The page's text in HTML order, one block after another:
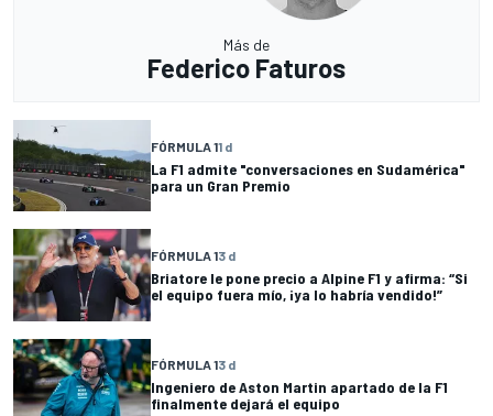
Más de
Federico Faturos
FÓRMULA 11 d
La F1 admite "conversaciones en Sudamérica"
para un Gran Premio
FÓRMULA 13 d
Briatore le pone precio a Alpine F1 y afirma: “Si
el equipo fuera mío, ¡ya lo habría vendido!”
FÓRMULA 13 d
Ingeniero de Aston Martin apartado de la F1
finalmente dejará el equipo